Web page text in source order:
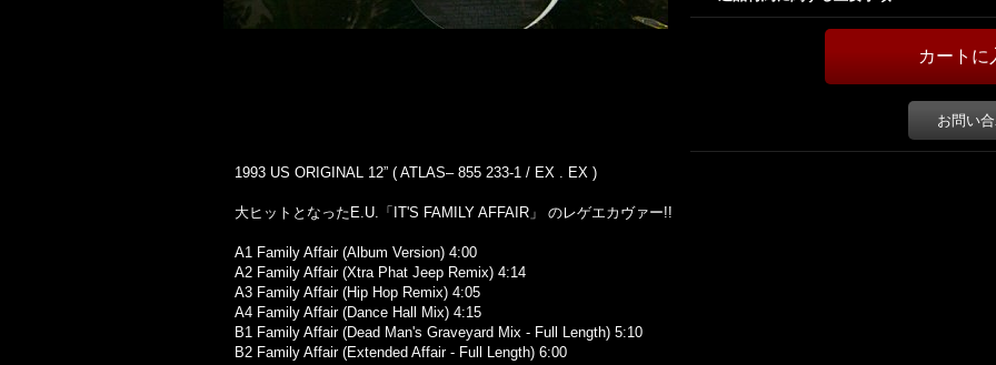
お問い
1993 US ORIGINAL 12” ( ATLAS– 855 233-1 / EX . EX )
大ヒットとなったE.U.「IT'S FAMILY AFFAIR」 のレゲエカヴァー!!
A1 Family Affair (Album Version) 4:00
A2 Family Affair (Xtra Phat Jeep Remix) 4:14
A3 Family Affair (Hip Hop Remix) 4:05
A4 Family Affair (Dance Hall Mix) 4:15
B1 Family Affair (Dead Man's Graveyard Mix - Full Length) 5:10
B2 Family Affair (Extended Affair - Full Length) 6:00